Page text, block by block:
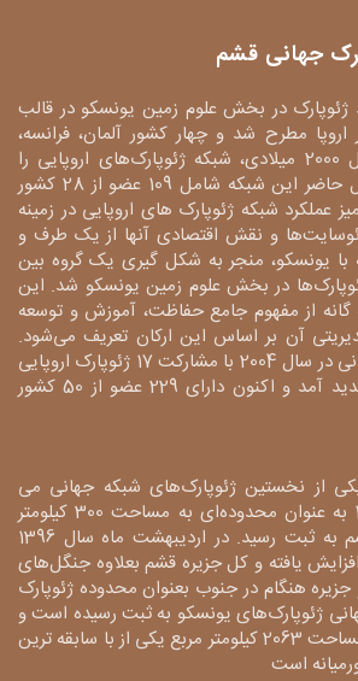
جهانی قشم
ژئوپارک در بخش علوم زمین یونسکو در قالب
مطرح شد و چهار کشور آلمان، فرانسه،
اسپانیا و یونان در سال 2000 میلادی، شبکه ژئوپارک‌های اروپایی را
معرفی نمودند و در حال حاضر این شبکه شامل 109 عضو از 28 کشور
عملکرد شبکه ژئوپارک های اروپایی در زمینه
و نقش اقتصادی آنها از یک طرف و
یونسکو، منجر به شکل گیری یک گروه بین
در بخش علوم زمین یونسکو شد. این
از مفهوم جامع حفاظت، آموزش و توسعه
آن بر اساس این ارکان تعریف می‌شود.
شبکه ژئوپارک های جهانی در سال 2004 با مشارکت 17 ژئوپارک اروپایی
و 8 ژئوپارک از چین پدید آمد و اکنون دارای 229 عضو از 50 کشور
از نخستین ژئوپارک‌های شبکه جهانی می
باشد که در سال 1385 به عنوان محدوده‌ای به مساحت 300 کیلومتر
مربع از غرب جزیره قشم به ثبت رسید. در اردیبهشت ماه سال 1396
یافته و کل جزیره قشم بعلاوه جنگل‌های
هنگام در جنوب بعنوان محدوده ژئوپارک
ژئوپارک‌های یونسکو به ثبت رسیده است و
اکنون این ژئوپارک با مساحت 2063 کیلومتر مربع یکی از با سابقه ترین
است